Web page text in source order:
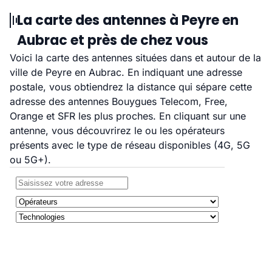
La carte des antennes à Peyre en
Aubrac et près de chez vous
Voici la carte des antennes situées dans et autour de la
ville de Peyre en Aubrac. En indiquant une adresse
postale, vous obtiendrez la distance qui sépare cette
adresse des antennes Bouygues Telecom, Free,
Orange et SFR les plus proches. En cliquant sur une
antenne, vous découvrirez le ou les opérateurs
présents avec le type de réseau disponibles (4G, 5G
ou 5G+).